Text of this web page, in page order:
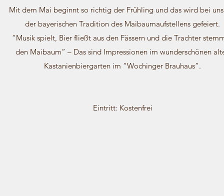
Mit dem Mai beginnt so richtig der Frühling und das wird bei
der bayerischen Tradition des Maibaumaufstellens gefeiert.
“Musik spielt, Bier fließt aus den Fässern und die Trachter
den Maibaum” – Das sind Impressionen im wunderschönen
Kastanienbiergarten im “Wochinger Brauhaus”.
Eintritt: Kostenfrei